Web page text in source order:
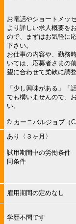
お電話やショートメッ
より詳しい求人概要を
ので、まずはお気軽に
下さい。
お仕事の内容や、勤務
いては、応募者さまの
望に合わせて柔軟に調
「少し興味がある」「
でも構いませんので、
い。
©︎ カーニバルジョブ（
あり〈３ヶ月〉
試用期間中の労働条件
同条件
雇用期間の定めなし
学歴不問です